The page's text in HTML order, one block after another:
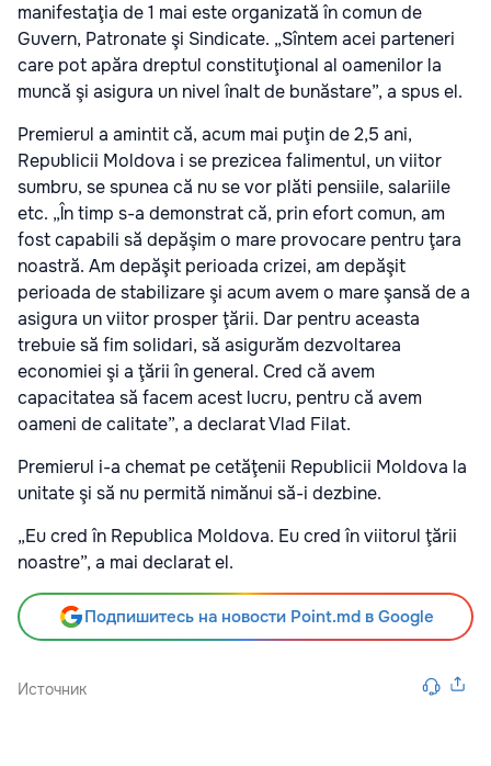
manifestaţia de 1 mai este organizată în comun de
Guvern, Patronate şi Sindicate. „Sîntem acei parteneri
care pot apăra dreptul constituţional al oamenilor la
muncă şi asigura un nivel înalt de bunăstare”, a spus el.
Premierul a amintit că, acum mai puţin de 2,5 ani,
Republicii Moldova i se prezicea falimentul, un viitor
sumbru, se spunea că nu se vor plăti pensiile, salariile
etc. „În timp s-a demonstrat că, prin efort comun, am
fost capabili să depăşim o mare provocare pentru ţara
noastră. Am depăşit perioada crizei, am depăşit
perioada de stabilizare şi acum avem o mare şansă de a
asigura un viitor prosper ţării. Dar pentru aceasta
trebuie să fim solidari, să asigurăm dezvoltarea
economiei şi a ţării în general. Cred că avem
capacitatea să facem acest lucru, pentru că avem
oameni de calitate”, a declarat Vlad Filat.
Premierul i-a chemat pe cetăţenii Republicii Moldova la
unitate şi să nu permită nimănui să-i dezbine.
„Eu cred în Republica Moldova. Eu cred în viitorul ţării
noastre”, a mai declarat el.
Подпишитесь на новости Point.md в Google
Источник